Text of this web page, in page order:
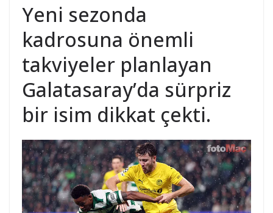
Yeni sezonda
kadrosuna önemli
takviyeler planlayan
Galatasaray’da sürpriz
bir isim dikkat çekti.